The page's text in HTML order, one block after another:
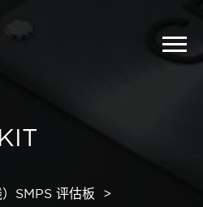
SMPS 评估板